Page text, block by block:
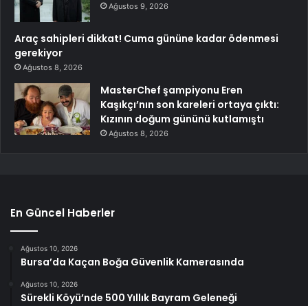
Ağustos 9, 2026
Araç sahipleri dikkat! Cuma gününe kadar ödenmesi
gerekiyor
Ağustos 8, 2026
MasterChef şampiyonu Eren
Kaşıkçı’nın son kareleri ortaya çıktı:
Kızının doğum gününü kutlamıştı
Ağustos 8, 2026
En Güncel Haberler
Ağustos 10, 2026
Bursa’da Kaçan Boğa Güvenlik Kamerasında
Ağustos 10, 2026
Sürekli Köyü’nde 500 Yıllık Bayram Geleneği